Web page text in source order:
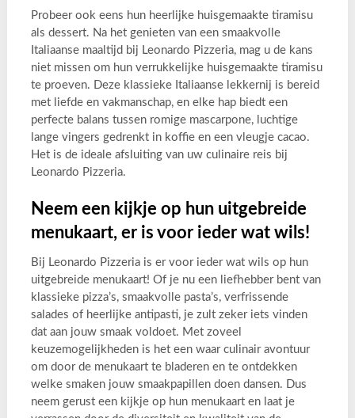
Probeer ook eens hun heerlijke huisgemaakte tiramisu
als dessert. Na het genieten van een smaakvolle
Italiaanse maaltijd bij Leonardo Pizzeria, mag u de kans
niet missen om hun verrukkelijke huisgemaakte tiramisu
te proeven. Deze klassieke Italiaanse lekkernij is bereid
met liefde en vakmanschap, en elke hap biedt een
perfecte balans tussen romige mascarpone, luchtige
lange vingers gedrenkt in koffie en een vleugje cacao.
Het is de ideale afsluiting van uw culinaire reis bij
Leonardo Pizzeria.
Neem een kijkje op hun uitgebreide
menukaart, er is voor ieder wat wils!
Bij Leonardo Pizzeria is er voor ieder wat wils op hun
uitgebreide menukaart! Of je nu een liefhebber bent van
klassieke pizza’s, smaakvolle pasta’s, verfrissende
salades of heerlijke antipasti, je zult zeker iets vinden
dat aan jouw smaak voldoet. Met zoveel
keuzemogelijkheden is het een waar culinair avontuur
om door de menukaart te bladeren en te ontdekken
welke smaken jouw smaakpapillen doen dansen. Dus
neem gerust een kijkje op hun menukaart en laat je